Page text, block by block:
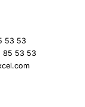
53 53
85 53 53